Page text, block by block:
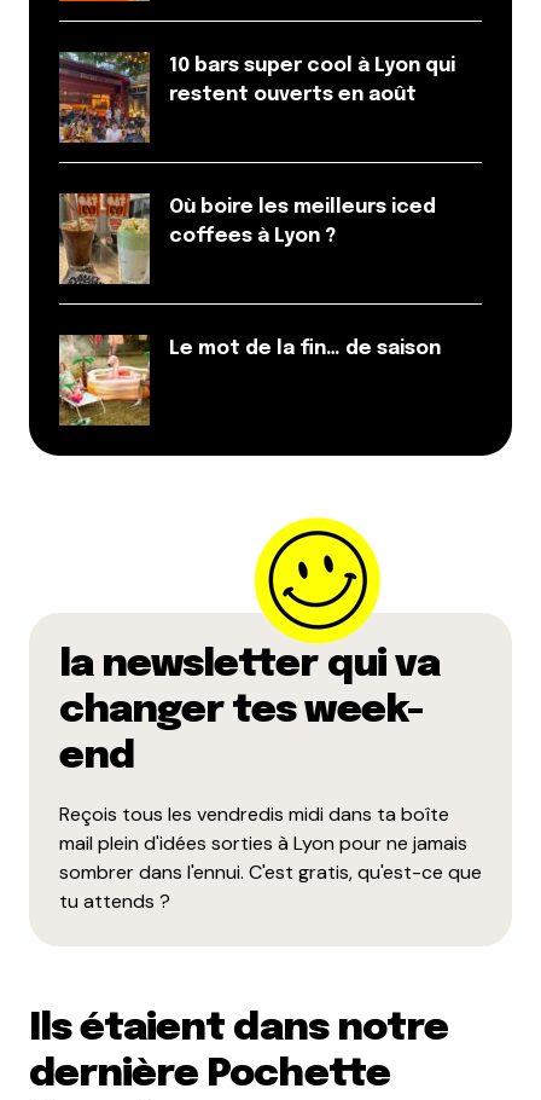
10 bars super cool à Lyon qui
restent ouverts en août
Où boire les meilleurs iced
coffees à Lyon ?
Le mot de la fin… de saison
la newsletter qui va
changer tes week-
end
Reçois tous les vendredis midi dans ta boîte
mail plein d'idées sorties à Lyon pour ne jamais
sombrer dans l'ennui. C'est gratis, qu'est-ce que
tu attends ?
Ils étaient dans notre
dernière Pochette